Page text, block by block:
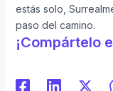
estás solo,
paso del camino.
¡Compártelo